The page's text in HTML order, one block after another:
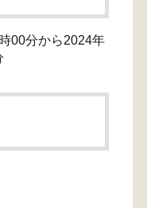
00分から2024年